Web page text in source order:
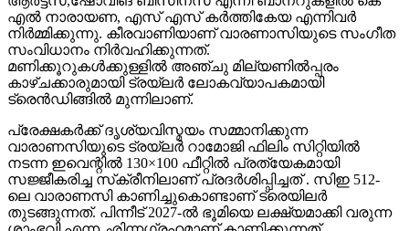
എൽ നാരായണ, എസ് എസ് കർത്തികേയ എന്നിവർ
നിർമ്മിക്കുന്നു. കീരവാണിയാണ് വാരണാസിയുടെ സംഗീത
സംവിധാനം നിർവഹിക്കുന്നത്.
മണിക്കൂറുകൾക്കുള്ളിൽ അഞ്ചു മില്യണിൽപ്പരം
കാഴ്ചക്കാരുമായി ട്രയ്ലർ ലോകവ്യാപകമായി
ട്രെൻഡിങ്ങിൽ മുന്നിലാണ്.
പ്രേക്ഷകർക്ക് ദൃശ്യവിസ്മയം സമ്മാനിക്കുന്ന
വാരാണസിയുടെ ട്രയ്ലർ റാമോജി ഫിലിം സിറ്റിയിൽ
നടന്ന ഇവെന്റിൽ 130×100 ഫീറ്റിൽ പ്രത്യേകമായി
സജ്ജീകരിച്ച സ്‌ക്രീനിലാണ് പ്രദർശിപ്പിച്ചത് . സിഇ 512-
ലെ വാരാണസി കാണിച്ചുകൊണ്ടാണ് ട്രെയിലര്‍
തുടങ്ങുന്നത്. പിന്നീട് 2027-ല്‍ ഭൂമിയെ ലക്ഷ്യമാക്കി വരുന്ന